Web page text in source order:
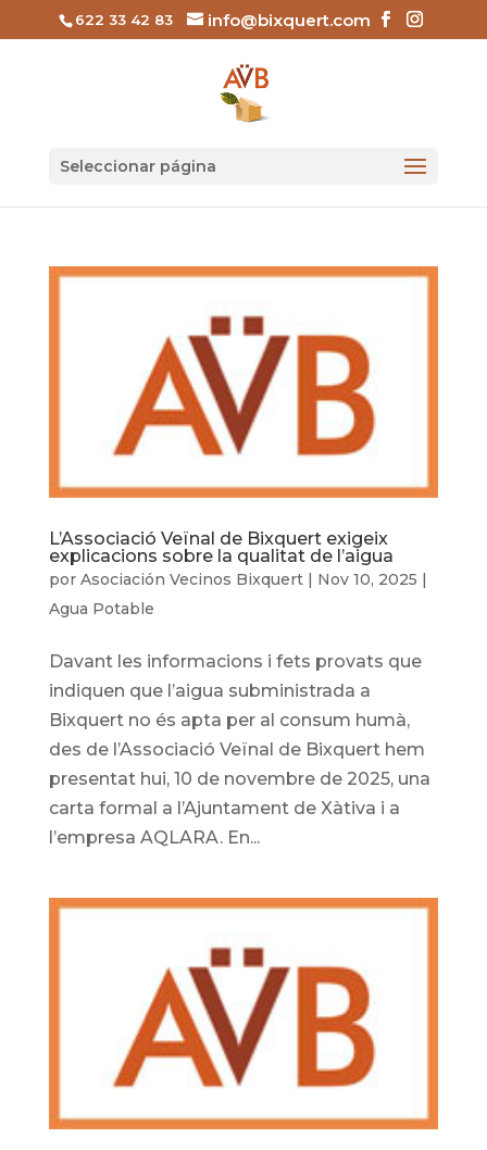
622 33 42 83 info@bixquert.com
Seleccionar página
L’Associació Veïnal de Bixquert exigeix
explicacions sobre la qualitat de l’aigua
por Asociación Vecinos Bixquert| Nov 10, 2025 |
Agua Potable
Davant les informacions i fets provats que
indiquen que l’aigua subministrada a
Bixquert no és apta per al consum humà,
des de l’Associació Veïnal de Bixquert hem
presentat hui, 10 de novembre de 2025, una
carta formal a l’Ajuntament de Xàtiva i a
l’empresa AQLARA. En...